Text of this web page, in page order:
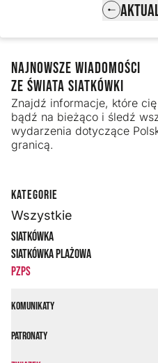
NAJNOWSZE WIADOMOŚCI
ZE ŚWIATA SIATKÓWKI
Znajdź informacje, które
bądź na bieżąco i śledź
wydarzenia dotyczące
granicą.
KATEGORIE
Wszystkie
Siatkówka
Siatkówka plażowa
PZPS
Komunikaty
Patronaty